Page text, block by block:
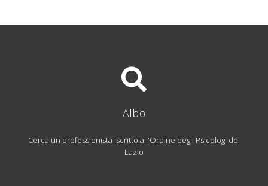
Albo
Cerca un professionista iscritto all'Ordine degli Psicologi del
Lazio